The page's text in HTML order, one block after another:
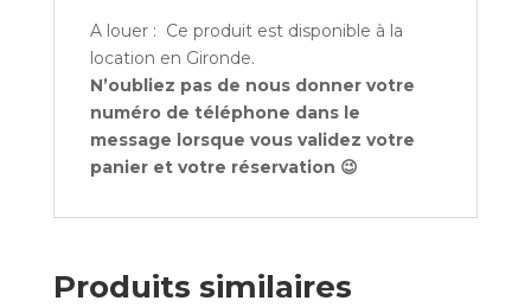
A louer : Ce produit est disponible à la
location en Gironde.
N’oubliez pas de nous donner votre
numéro de téléphone dans le
message lorsque vous validez votre
panier et votre réservation 😉
Produits similaires